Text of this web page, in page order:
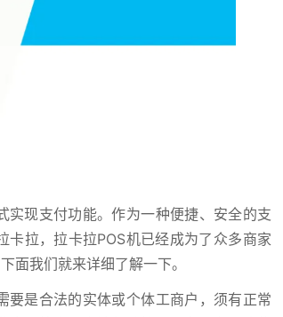
实现支付功能。作为一种便捷、安全的支
拉，拉卡拉POS机已经成为了众多商家
面我们就来详细了解一下。
要是合法的实体或个体工商户，须有正常